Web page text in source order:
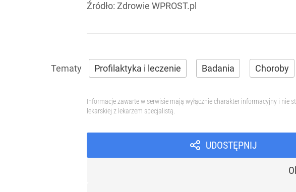
Źródło: Zdrowie WPROST.pl
Profilaktyka i leczenie Badania Choroby
Informacje zawarte w serwisie mają wyłącznie charakter informacyjny i
lekarskiej z lekarzem specjalistą.
UDOSTĘPNIJ